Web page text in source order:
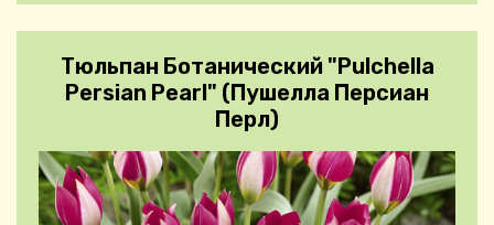
Тюльпан Ботанический "Pulchella
Persian Pearl" (Пушелла Персиан
Перл)